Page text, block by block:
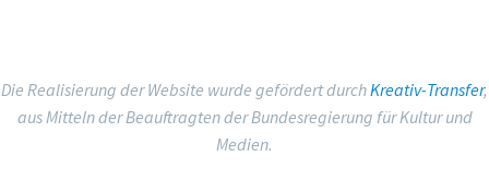
Die Realisierung der Website wurde gefördert durchKreativ-Transfer,
aus Mitteln der Beauftragten der Bundesregierung für Kultur und
Medien.